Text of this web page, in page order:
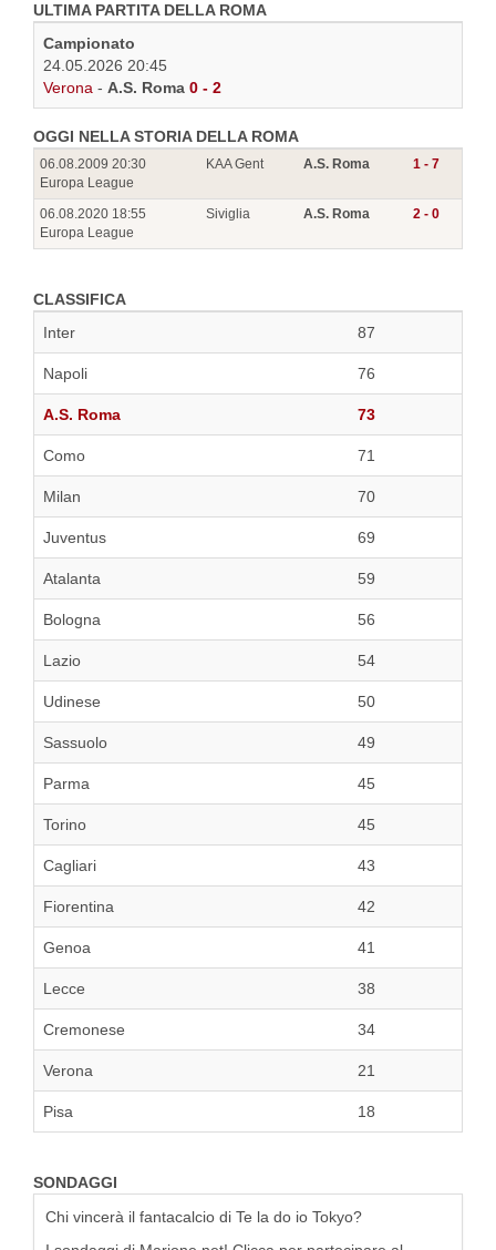
ULTIMA PARTITA DELLA ROMA
Campionato
24.05.2026 20:45
Verona - A.S. Roma 0 - 2
OGGI NELLA STORIA DELLA ROMA
06.08.2009 20:30
Europa League
KAA Gent A.S. Roma 1 - 7
06.08.2020 18:55
Europa League
Siviglia A.S. Roma 2 - 0
CLASSIFICA
Inter
87
Napoli 76
A.S. Roma 73
Como 71
Milan 70
Juventus 69
Atalanta 59
Bologna 56
Lazio 54
Udinese 50
Sassuolo 49
Parma 45
Torino 45
Cagliari 43
Fiorentina 42
Genoa 41
Lecce 38
Cremonese 34
Verona 21
Pisa 18
SONDAGGI
Chi vincerà il fantacalcio di Te la do io Tokyo?